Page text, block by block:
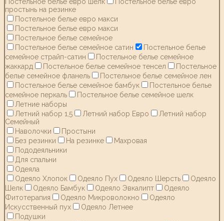
простынь на резинке
Постельное белье евро макси
Постельное белье евро макси
Постельное белье семейное
Постельное белье семейное сатин
Постельное белье
семейное страйп-сатин
Постельное белье семейное
жаккард
Постельное белье семейное тенсел
Постельное
белье семейное фланель
Постельное белье семейное лен
Постельное белье семейное бамбук
Постельное белье
семейное перкаль
Постельное белье семейное шелк
Летние наборы
Летний набор 1,5
Летний набор Евро
Летний набор
Семейный
Наволочки
Простыни
Без резинки
На резинке
Махровая
Пододеяльники
Для спальни
Одеяла
Одеяло Хлопок
Одеяло Пух Одеяло Шерсть
Одеяло
Шелк
Одеяло Бамбук Одеяло Эвкалипт
Одеяло
Фитотерапия
Одеяло Микроволокно
Одеяло
Искусственный пух
Одеяло Летнее
Подушки